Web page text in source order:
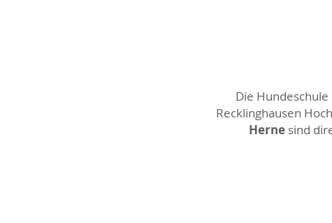
Die
Recklinghausen
Hernesind